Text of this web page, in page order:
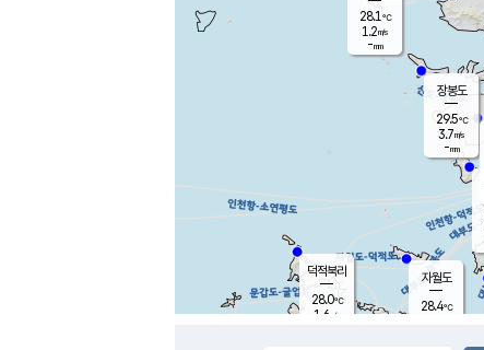
28.1℃
1.2m/s
-mm
자월도
28.4℃
장봉도
29.5℃
3.7m/s
-mm
덕적북리
28.0℃
1.6 m/s